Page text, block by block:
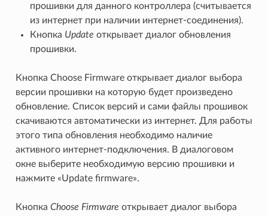
прошивки для данного контроллера (считывается
из интернет при наличии интернет-соединения).
Кнопка Update открывает диалог обновления
прошивки.
Кнопка Choose Firmware открывает диалог выбора
версии прошивки на которую будет произведено
обновление. Список версий и сами файлы прошивок
скачиваются автоматически из интернет. Для работы
этого типа обновления необходимо наличие
активного интернет-подключения. В диалоговом
окне выберите необходимую версию прошивки и
нажмите «Update firmware».
Кнопка Choose Firmware открывает диалог выбора